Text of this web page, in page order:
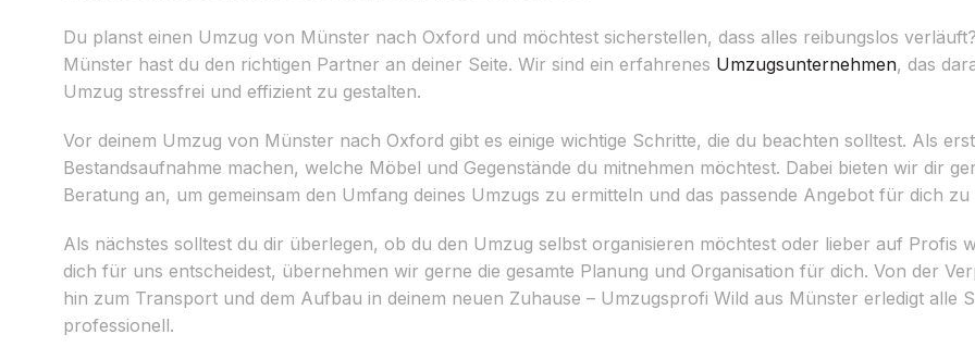
Du planst einen Umzug von Münster nach Oxford und möchtest sicherstellen, dass alles reibungslos
Münster hast du den richtigen Partner an deiner Seite. Wir sind ein erfahrenes Umzugsunternehmen, das
Umzug stressfrei und effizient zu gestalten.
Vor deinem Umzug von Münster nach Oxford gibt es einige wichtige Schritte, die du beachten solltest. Als
Bestandsaufnahme machen, welche Möbel und Gegenstände du mitnehmen möchtest. Dabei bieten wir dir
Beratung an, um gemeinsam den Umfang deines Umzugs zu ermitteln und das passende Angebot für dich zu
Als nächstes solltest du dir überlegen, ob du den Umzug selbst organisieren möchtest oder lieber auf Profis
dich für uns entscheidest, übernehmen wir gerne die gesamte Planung und Organisation für dich. Von der
hin zum Transport und dem Aufbau in deinem neuen Zuhause – Umzugsprofi Wild aus Münster erledigt alle
professionell.